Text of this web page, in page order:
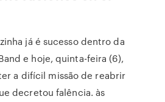
já é sucesso dentro da
e hoje, quinta-feira (6),
a difícil missão de reabrir
decretou falência. às